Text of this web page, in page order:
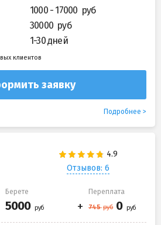
1000 - 17000
30000
1-30 дней
клиентов
заявку
Подробнее
Отзывов: 6
Берете Переплата